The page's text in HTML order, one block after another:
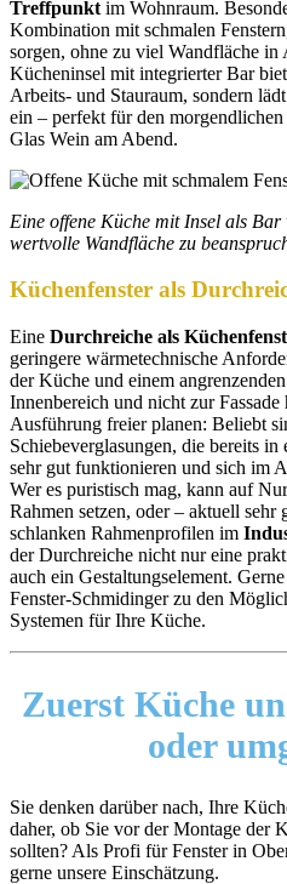
Treffpunkt im Wohnraum.
Kombination mit schmalen
sorgen, ohne zu viel Wandfläche
Kücheninsel mit integrierter Bar
Arbeits- und Stauraum, sondern
ein – perfekt für den
Glas Wein am Abend.
Eine offene Küche mit Insel als
wertvolle Wandfläche zu
Küchenfenster als
Eine Durchreiche als
geringere wärmetechnische
der Küche und einem
Innenbereich und nicht zur
Ausführung freier planen: Beliebt
Schiebeverglasungen, die bereits
sehr gut funktionieren und sich im
Wer es puristisch mag, kann auf
Rahmen setzen, oder – aktuell
schlanken Rahmenprofilen im
der Durchreiche nicht nur eine
auch ein Gestaltungselement.
Fenster-Schmidinger zu den
Systemen für Ihre Küche.
Zuerst Küche
oder
Sie denken darüber nach, Ihre
daher, ob Sie vor der Montage der
sollten? Als Profi für Fenster in
gerne unsere Einschätzung.